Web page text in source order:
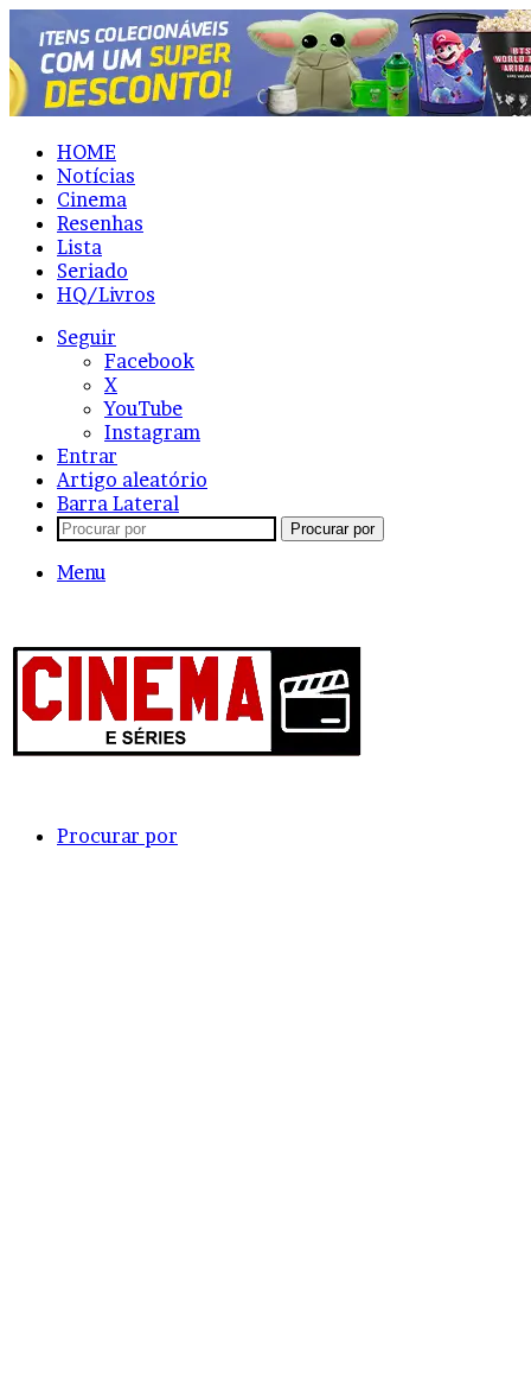
HOME
Notícias
Cinema
Resenhas
Lista
Seriado
HQ/Livros
Seguir
Facebook
X
YouTube
Instagram
Entrar
Artigo aleatório
Barra Lateral
Procurar por
Menu
Procurar por